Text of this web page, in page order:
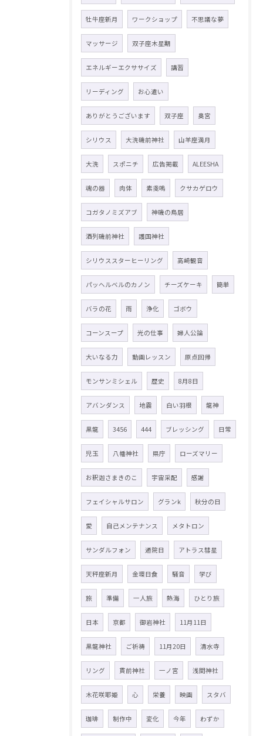
牡牛座新月 ワークショップ 不思議な夢
マッサージ 双子座木星期
エネルギーエクササイズ 講習
リーディング お心遣い
ありがとうございます 双子座 奥宮
シリウス 大洗磯前神社 山羊座満月
大洗 スポニチ 広告掲載 ALEESHA
魂の器 肉体 素戔嗚 クサカゲロウ
コガタノミズアブ 神磯の鳥居
酒列磯前神社 護国神社
シリウススターヒーリング 高崎観音
パッヘルベルのカノン チーズケーキ 簡単
バラの花 雨 浄化 ゴボウ
コーンスープ 光の仕事 婦人公論
大いなる力 動画レッスン 原点回帰
モンサンミシェル 歴史 8月8日
アバンダンス 地震 白い羽根 龍神
黒龍 3456 444 ブレッシング 日常
児玉 八幡神社 県庁 ローズマリー
お釈迦さまきのこ 宇宙采配 感謝
フェイシャルサロン グランk 秋分の日
愛 自己メンテナンス メタトロン
サンダルフォン 通院日 アトラス彗星
天秤座新月 金環日食 騒音 学び
旅 準備 一人旅 熱海 ひとり旅
日本 京都 御岩神社 11月11日
黒龍神社 ご祈祷 11月20日 清水寺
リング 貫前神社 一ノ宮 浅間神社
木花咲耶姫 心 栄養 映画 スタバ
珈琲 制作中 変化 今年 わずか